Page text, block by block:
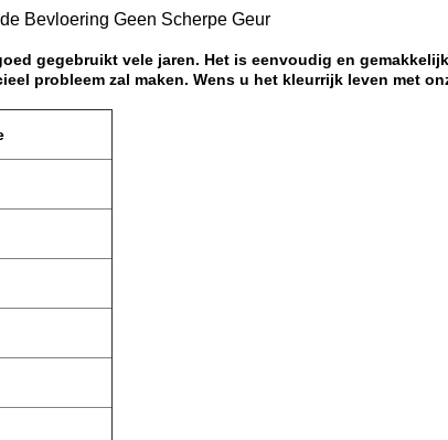
Bevloering Geen Scherpe Geur
gegebruikt vele jaren. Het is eenvoudig en
probleem zal maken. Wens u het kleurrijk leven met